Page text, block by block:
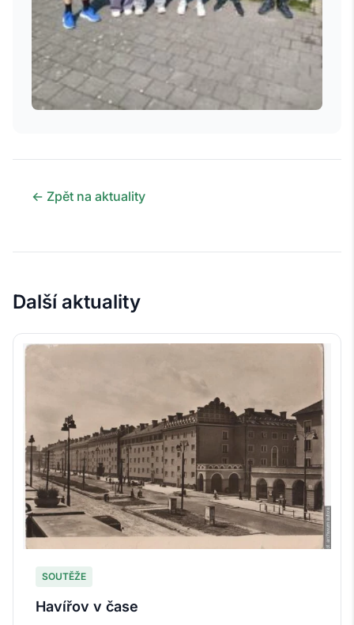
← Zpět na aktuality
Další aktuality
SOUTĚŽE
Havířov v čase